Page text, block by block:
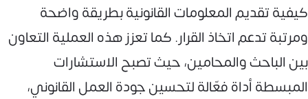
كيفية تقديم المعلومات القانونية بطريقة واضحة
ومرتبة تدعم اتخاذ القرار. كما تعزز هذه العملية التعاون
بين الباحث والمحامين، حيث تصبح الاستشارات
المبسطة أداة فعّالة لتحسين جودة العمل القانوني،